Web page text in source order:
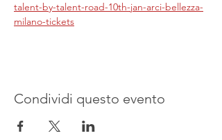
talent-by-talent-road-10th-jan-arci-bellezza-
milano-tickets
Condividi questo evento